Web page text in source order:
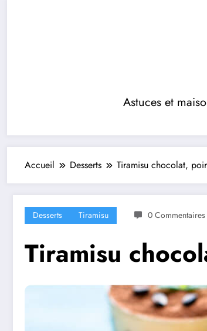
Astuces et
Accueil Desserts Tiramisu chocolat,
Desserts Tiramisu 0 Commentaires
Tiramisu